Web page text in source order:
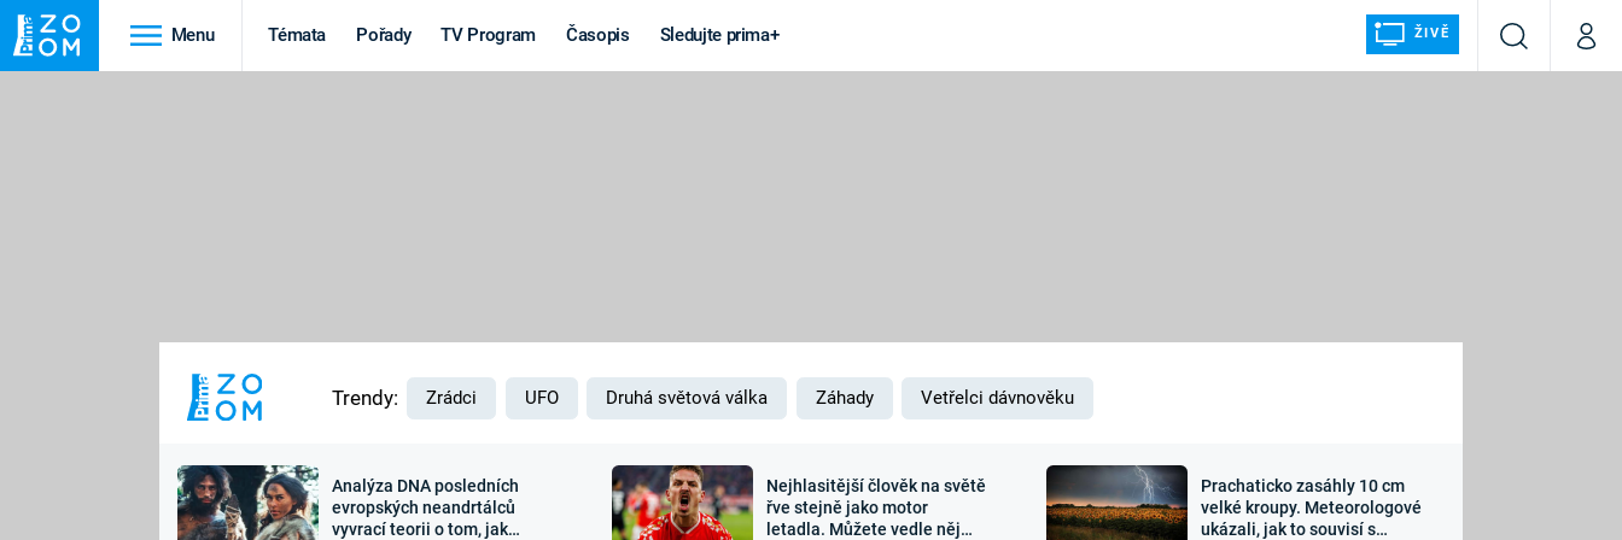
Menu Témata Pořady TV Program Časopis Sledujte prima+ ŽIVĚ
VyhledáváníMůj
MARS
Výročí
Záhady a
Zajímavosti Sledujte nás
Trendy: Zrádci UFO Druhá světová válka Záhady Vetřelci dávnověku
Analýza DNA posledních
evropských neandrtálců
vyvrací teorii o tom, jak
Nejhlasitější člověk na světě
řve stejně jako motor
letadla. Můžete vedle něj
Prachaticko zasáhly 10 cm
velké kroupy. Meteorologové
ukázali, jak to souvisí s